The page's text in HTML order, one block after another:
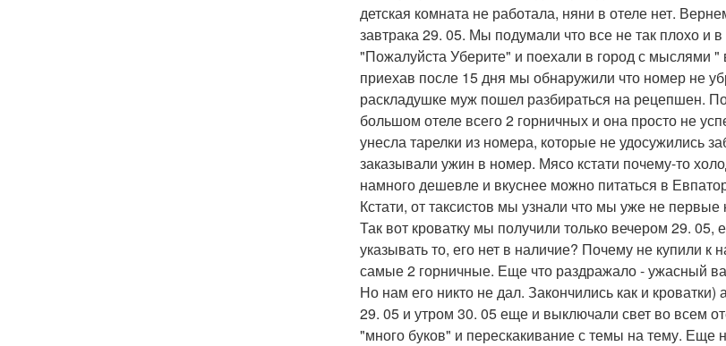
детская комната не работала, няни в отеле нет.
завтрака 29. 05. Мы подумали что все не так плохо и
"Пожалуйста Уберите" и поехали в город с мыслями "
приехав после 15 дня мы обнаружили что номер не
раскладушке муж пошел разбираться на рецепшен.
большом отеле всего 2 горничных и она просто не
унесла тарелки из номера, которые не удосужились
заказывали ужин в номер. Мясо кстати почему-то
намного дешевле и вкуснее можно питаться в
Кстати, от таксистов мы узнали что мы уже не первые
Так вот кроватку мы получили только вечером 29.
указывать то, его нет в наличие? Почему не купили
самые 2 горничные. Еще что раздражало - ужасный
Но нам его никто не дал. Закончились как и
29. 05 и утром 30. 05 еще и выключали свет во всем
"много буков" и перескакивание с темы на тему. Еще